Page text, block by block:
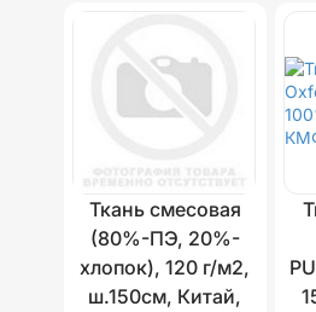
Ткань смесовая
(80%-ПЭ, 20%-
хлопок), 120 г/м2,
ш.150см, Китай,